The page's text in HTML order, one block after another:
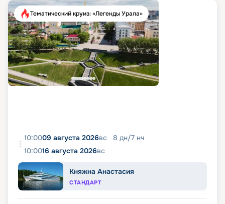
Тематический круиз: «Легенды Урала»
10:0009 августа 2026вс 8 дн/7 нч
10:0016 августа 2026вс
Княжна Анастасия
СТАНДАРТ